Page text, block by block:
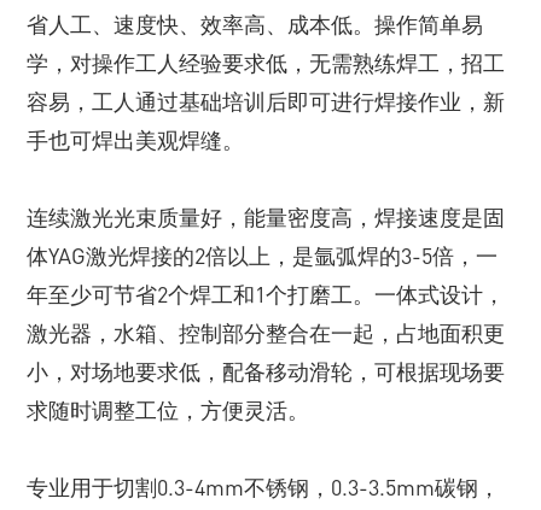
省人工、速度快、效率高、成本低。操作简单易
学，对操作工人经验要求低，无需熟练焊工，招工
容易，工人通过基础培训后即可进行焊接作业，新
手也可焊出美观焊缝。
连续激光光束质量好，能量密度高，焊接速度是固
体YAG激光焊接的2倍以上，是氩弧焊的3-5倍，一
年至少可节省2个焊工和1个打磨工。一体式设计，
激光器，水箱、控制部分整合在一起，占地面积更
小，对场地要求低，配备移动滑轮，可根据现场要
求随时调整工位，方便灵活。
专业用于切割0.3-4mm不锈钢，0.3-3.5mm碳钢，